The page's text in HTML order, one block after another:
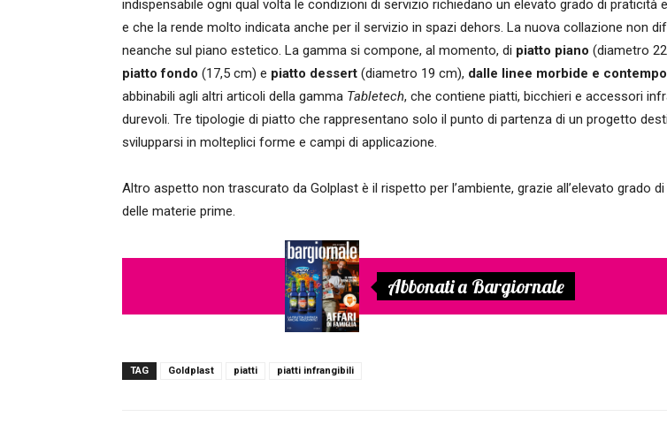
indispensabile ogni qual volta le condizioni di servizio richiedano un elevato grado di praticità
e che la rende molto indicata anche per il servizio in spazi dehors. La nuova collazione non
neanche sul piano estetico. La gamma si compone, al momento, di piatto piano (diametro
piatto fondo (17,5 cm) e piatto dessert (diametro 19 cm), dalle linee morbide e
abbinabili agli altri articoli della gamma Tabletech, che contiene piatti, bicchieri e accessori
durevoli. Tre tipologie di piatto che rappresentano solo il punto di partenza di un progetto
svilupparsi in molteplici forme e campi di applicazione.
Altro aspetto non trascurato da Golplast è il rispetto per l’ambiente, grazie all’elevato grado
delle materie prime.
Abbonati a Bargiornale
TAG Goldplast piatti piatti infrangibili